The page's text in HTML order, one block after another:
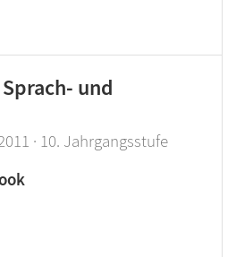
und
· 10. Jahrgangsstufe